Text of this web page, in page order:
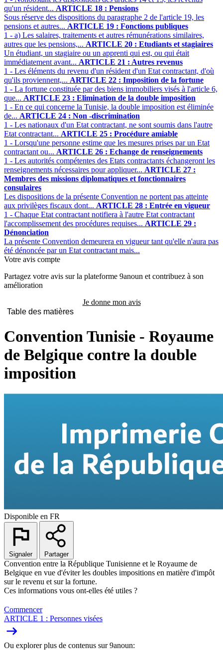
qu'un résident... ARTICLE 18 : Pensions
Sous réserve des dispositions du paragraphe 2 de l'article 19, les
pensions et autres... ARTICLE 19 : Fonctions publiques
1 - a) Les salaires, traitements et autres rémunérations similaires,
autres que les pensions,... ARTICLE 20 : Etudiants et stagiaires
Un étudiant, un stagiaire ou un apprenti qui est, ou qui était
immédiatement avant... ARTICLE 21 : Autres revenus
1 - Les éléments du revenu d'un résident d'un Etat contractant, d'où
qu'ils proviennent,... ARTICLE 22 : Imposition de la fortune
1 - La fortune constituée par des biens immobiliers visés à l'article 6,
que... ARTICLE 23 : Elimination de la double imposition
1 - En ce qui concerne la Tunisie, la double imposition est éliminée
de... ARTICLE 24 : Non -discrimination
1 - Les nationaux d'un Etat contractant, ne sont soumis dans l'autre
Etat contractant... ARTICLE 25 : Procédure amiable
1 - Lorsqu'une personne estime que les mesures prises par un Etat
contractant ou... ARTICLE 26 : Echange de renseignements
1 - Les autorités compétentes des Etats contractants échangeront les
renseignements nécessaires pour appliquer... ARTICLE 27 :
Membres des missions diplomatiques et fonctionnaires
consulaires
Les dispositions de la présente Convention ne portent pas atteinte
aux privilèges fiscaux dont... ARTICLE 28 : Entrée en vigueur
1 - Chaque Etat contractant notifiera à l'autre Etat contractant
l'accomplissement des procédures requises... ARTICLE 29 :
Dénonciation
La présente Convention demeurera en vigueur tant qu'elle n'aura pas
été dénoncée par un Etat contractant mais...
Votre avis compte
Partagez votre avis sur la plateforme 9anoun et contribuez à son
amélioration
Je donne mon avis
Table des matières
Convention Tunisie - Royaume
de Belgique contre la double
imposition
Disponible en FR
Signaler Partager
Convention entre la République Tunisienne et le Royaume de
Belgique en vue d'éviter les doubles impositions en matière d'impôt
sur le revenu et sur la fortune.
Ces informations vous ont-elles été utiles ?
Commencer
ARTICLE 1 : Personnes visées
Ou explorer plus de contenus sur 9anoun: